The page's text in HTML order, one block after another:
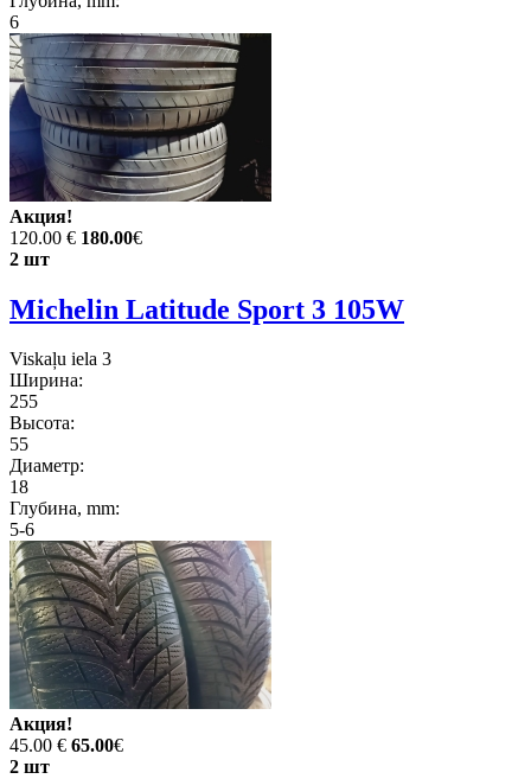
6
Акция!
120.00 € 180.00€
2 шт
Michelin Latitude Sport 3 105W
Viskaļu iela 3
Ширина:
255
Высота:
55
Диаметр:
18
Глубина, mm:
5-6
Акция!
45.00 € 65.00€
2 шт